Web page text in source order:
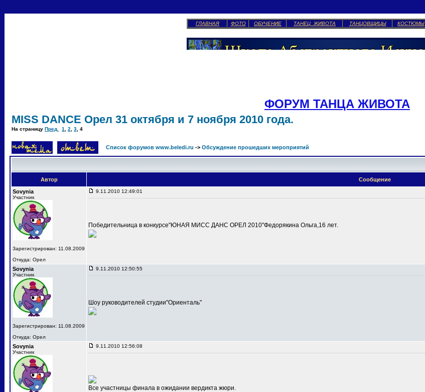
ГЛАВНАЯ ФОТО ОБУЧЕНИЕ ТАНЕЦ ЖИВОТА ТАНЦОВЩИЦЫ КОСТЮМЫ
ФОРУМ ТАНЦА ЖИВОТА
MISS DANCE Орел 31 октября и 7 ноября 2010 года.
На страницу Пред. 1 2 3 4
Список форумов www.beledi.ru -> Обсуждение прошедших мероприятий
Автор
Сообщение
Sovynia
Участник
Зарегистрирован: 11.08.2009
Откуда: Орел
9.11.2010 12:49:01
Победительница в конкурсе"ЮНАЯ МИСС ДАНС ОРЕЛ 2010"Федорякина Ольга,16 лет.
Sovynia
Участник
Зарегистрирован: 11.08.2009
Откуда: Орел
9.11.2010 12:50:55
Шоу руководителей студии"Ориенталь"
Sovynia
Участник
9.11.2010 12:56:08
Все участницы финала в ожидании вердикта жюри.